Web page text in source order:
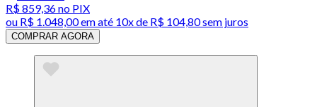
R$ 859,36no PIX
ou R$ 1.048,00em até 10x de R$ 104,80 sem juros
COMPRAR AGORA